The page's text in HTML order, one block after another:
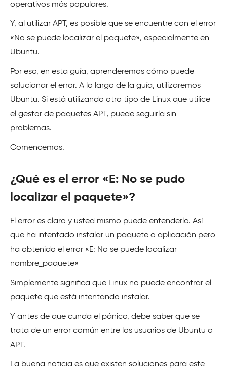
operativos más populares.
Y, al utilizar APT, es posible que se encuentre con el error
«No se puede localizar el paquete», especialmente en
Ubuntu.
Por eso, en esta guía, aprenderemos cómo puede
solucionar el error. A lo largo de la guía, utilizaremos
Ubuntu. Si está utilizando otro tipo de Linux que utilice
el gestor de paquetes APT, puede seguirla sin
problemas.
Comencemos.
¿Qué es el error «E: No se pudo
localizar el paquete»?
El error es claro y usted mismo puede entenderlo. Así
que ha intentado instalar un paquete o aplicación pero
ha obtenido el error «E: No se puede localizar
nombre_paquete»
Simplemente significa que Linux no puede encontrar el
paquete que está intentando instalar.
Y antes de que cunda el pánico, debe saber que se
trata de un error común entre los usuarios de Ubuntu o
APT.
La buena noticia es que existen soluciones para este